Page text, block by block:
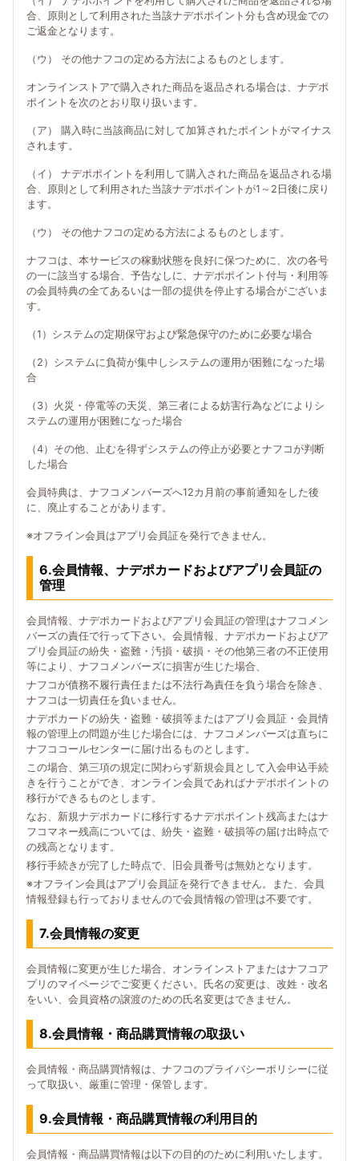
合、原則として利用された当該ナデポポイント分も含め現金での
ご返金となります。
（ウ） その他ナフコの定める方法によるものとします。
オンラインストアで購入された商品を返品される場合は、ナデポ
ポイントを次のとおり取り扱います。
（ア） 購入時に当該商品に対して加算されたポイントがマイナス
されます。
（イ） ナデポポイントを利用して購入された商品を返品される場
合、原則として利用された当該ナデポポイントが1～2日後に戻り
ます。
（ウ） その他ナフコの定める方法によるものとします。
ナフコは、本サービスの稼動状態を良好に保つために、次の各号
の一に該当する場合、予告なしに、ナデポポイント付与・利用等
の会員特典の全てあるいは一部の提供を停止する場合がございま
す。
（1）システムの定期保守および緊急保守のために必要な場合
（2）システムに負荷が集中しシステムの運用が困難になった場
合
（3）火災・停電等の天災、第三者による妨害行為などによりシ
ステムの運用が困難になった場合
（4）その他、止むを得ずシステムの停止が必要とナフコが判断
した場合
会員特典は、ナフコメンバーズへ12カ月前の事前通知をした後
に、廃止することがあります。
※オフライン会員はアプリ会員証を発行できません。
6.会員情報、ナデポカードおよびアプリ会員証の
管理
会員情報、ナデポカードおよびアプリ会員証の管理はナフコメン
バーズの責任で行って下さい。会員情報、ナデポカードおよびア
プリ会員証の紛失・盗難・汚損・破損・その他第三者の不正使用
等により、ナフコメンバーズに損害が生じた場合、
ナフコが債務不履行責任または不法行為責任を負う場合を除き、
ナフコは一切責任を負いません。
ナデポカードの紛失・盗難・破損等またはアプリ会員証・会員情
報の管理上の問題が生じた場合には、ナフコメンバーズは直ちに
ナフココールセンターに届け出るものとします。
この場合、第三項の規定に関わらず新規会員として入会申込手続
きを行うことができ、オンライン会員であればナデポポイントの
移行ができるものとします。
なお、新規ナデポカードに移行するナデポポイント残高またはナ
フコマネー残高については、紛失・盗難・破損等の届け出時点で
の残高となります。
移行手続きが完了した時点で、旧会員番号は無効となります。
※オフライン会員はアプリ会員証を発行できません。また、会員
情報登録も行っておりませんので会員情報の管理は不要です。
7.会員情報の変更
会員情報に変更が生じた場合、オンラインストアまたはナフコア
プリのマイページでご変更ください。氏名の変更は、改姓・改名
をいい、会員資格の譲渡のための氏名変更はできません。
8.会員情報・商品購買情報の取扱い
会員情報・商品購買情報は、ナフコのプライバシーポリシーに従
って取扱い、厳重に管理・保管します。
9.会員情報・商品購買情報の利用目的
会員情報・商品購買情報は以下の目的のために利用いたします。